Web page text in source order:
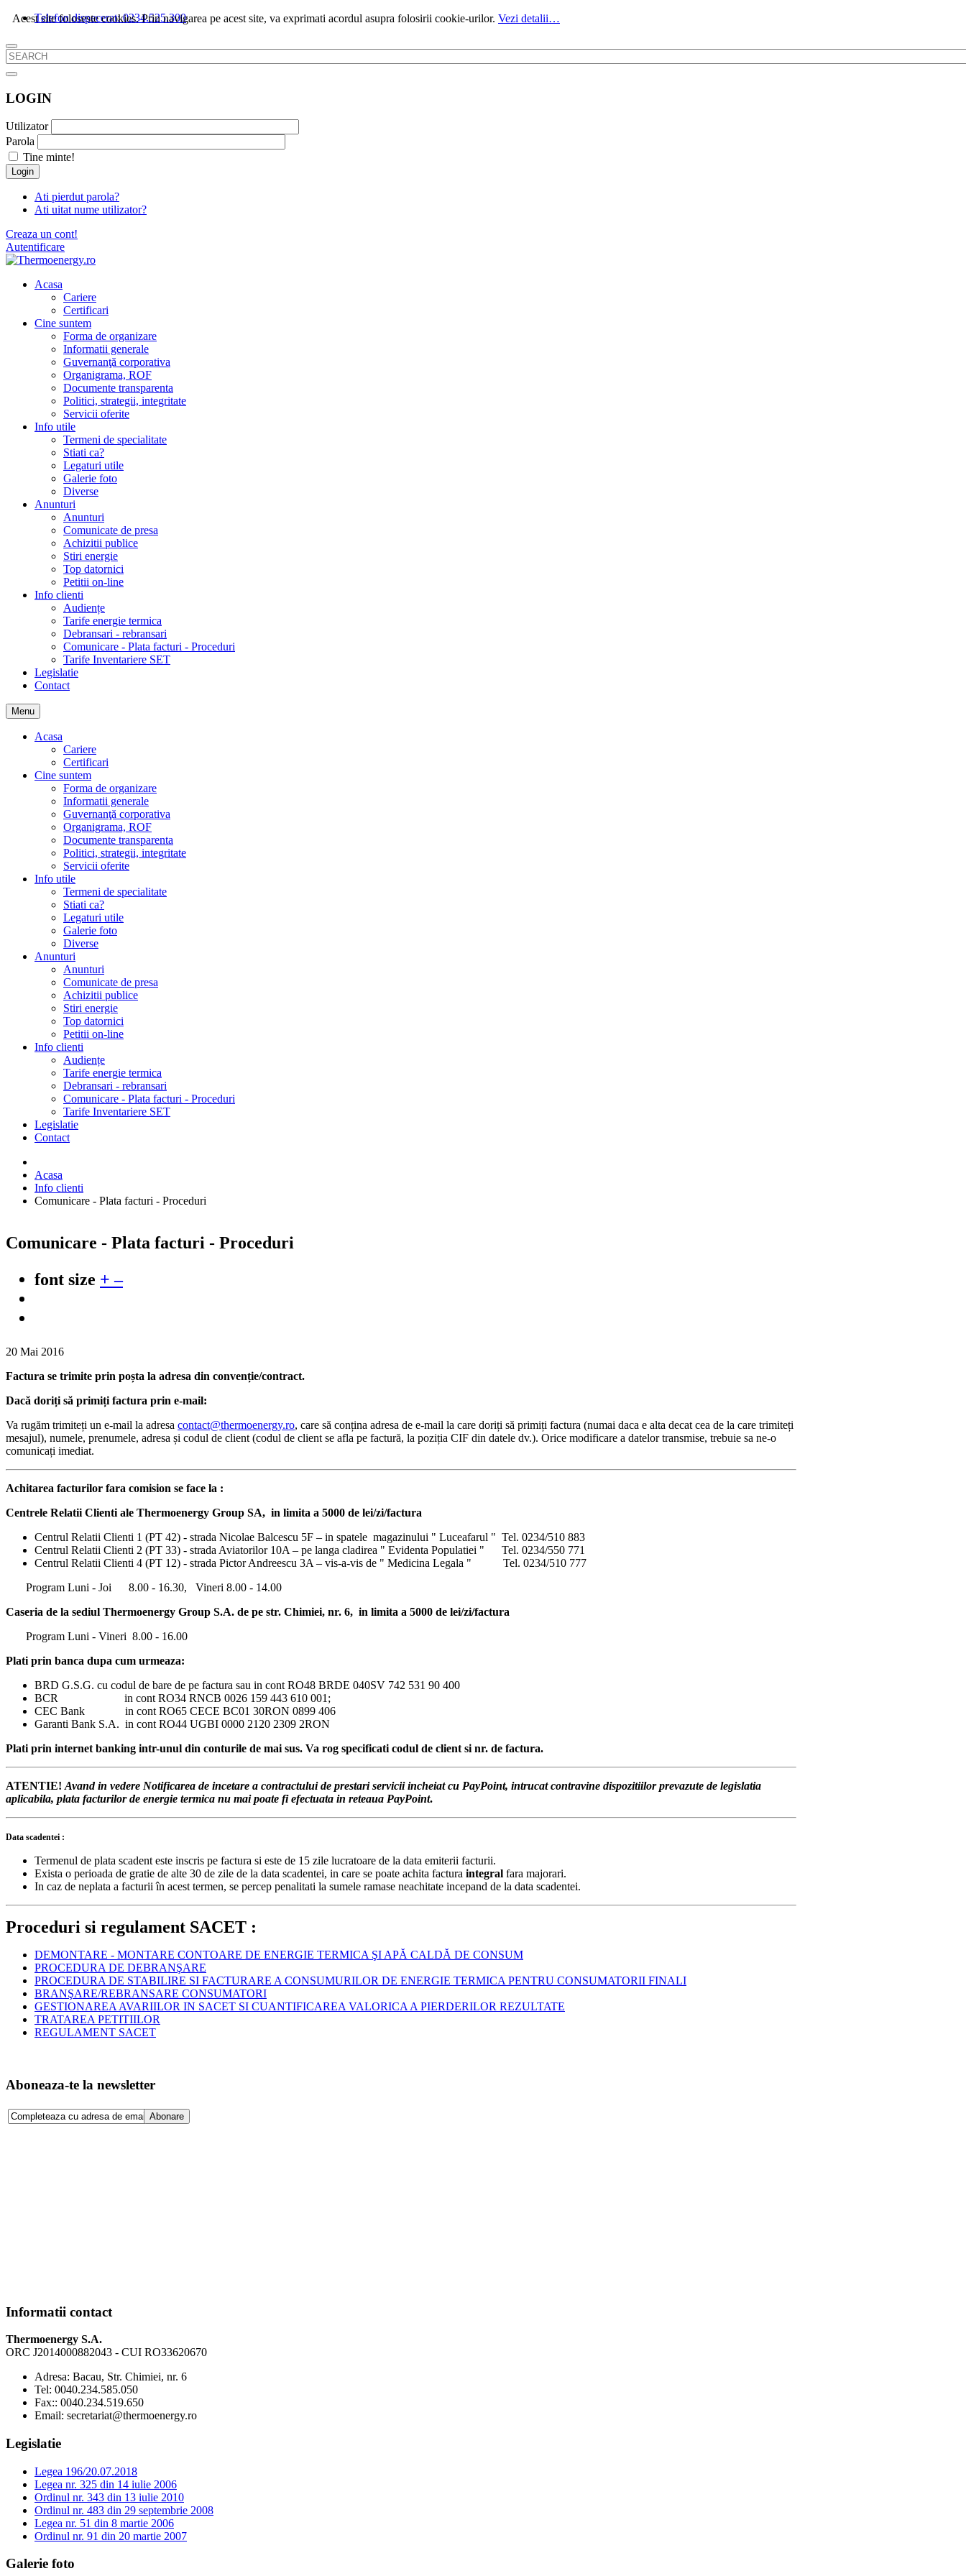
Telefon dispecerat: 0234.525.300
LOGIN
Utilizator
Parola
Tine minte!
Login
Ati pierdut parola?
Ati uitat nume utilizator?
Creaza un cont!
Autentificare
Acasa
Cariere
Certificari
Cine suntem
Forma de organizare
Informatii generale
Guvernanţă corporativa
Organigrama, ROF
Documente transparenta
Politici, strategii, integritate
Servicii oferite
Info utile
Termeni de specialitate
Stiati ca?
Legaturi utile
Galerie foto
Diverse
Anunturi
Anunturi
Comunicate de presa
Achizitii publice
Stiri energie
Top datornici
Petitii on-line
Info clienti
Audiențe
Tarife energie termica
Debransari - rebransari
Comunicare - Plata facturi - Proceduri
Tarife Inventariere SET
Legislatie
Contact
Menu
Acasa
Cariere
Certificari
Cine suntem
Forma de organizare
Informatii generale
Guvernanţă corporativa
Organigrama, ROF
Documente transparenta
Politici, strategii, integritate
Servicii oferite
Info utile
Termeni de specialitate
Stiati ca?
Legaturi utile
Galerie foto
Diverse
Anunturi
Anunturi
Comunicate de presa
Achizitii publice
Stiri energie
Top datornici
Petitii on-line
Info clienti
Audiențe
Tarife energie termica
Debransari - rebransari
Comunicare - Plata facturi - Proceduri
Tarife Inventariere SET
Legislatie
Contact
Acasa
Info clienti
Comunicare - Plata facturi - Proceduri
Comunicare - Plata facturi - Proceduri
font size +–
20 Mai 2016
Factura se trimite prin poșta la adresa din convenție/contract.
Dacă doriți să primiți factura prin e-mail:
Va rugăm trimiteți un e-mail la adresa contact@thermoenergy.ro, care să conțina adresa de e-mail la care doriți să primiți factura (numai daca e alta decat cea de la care trimiteți
mesajul), numele, prenumele, adresa și codul de client (codul de client se afla pe factură, la poziția CIF din datele dv.). Orice modificare a datelor transmise, trebuie sa ne-o
comunicați imediat.
Achitarea facturilor fara comision se face la :
Centrele Relatii Clienti ale Thermoenergy Group SA, in limita a 5000 de lei/zi/factura
Centrul Relatii Clienti 1 (PT 42) - strada Nicolae Balcescu 5F – in spatele magazinului " Luceafarul " Tel. 0234/510 883
Centrul Relatii Clienti 2 (PT 33) - strada Aviatorilor 10A – pe langa cladirea " Evidenta Populatiei " Tel. 0234/550 771
Centrul Relatii Clienti 4 (PT 12) - strada Pictor Andreescu 3A – vis-a-vis de " Medicina Legala " Tel. 0234/510 777
Program Luni - Joi 8.00 - 16.30, Vineri 8.00 - 14.00
Caseria de la sediul Thermoenergy Group S.A. de pe str. Chimiei, nr. 6, in limita a 5000 de lei/zi/factura
Program Luni - Vineri 8.00 - 16.00
Plati prin banca dupa cum urmeaza:
BRD G.S.G. cu codul de bare de pe factura sau in cont RO48 BRDE 040SV 742 531 90 400
BCR in cont RO34 RNCB 0026 159 443 610 001;
CEC Bank in cont RO65 CECE BC01 30RON 0899 406
Garanti Bank S.A. in cont RO44 UGBI 0000 2120 2309 2RON
Plati prin internet banking intr-unul din conturile de mai sus. Va rog specificati codul de client si nr. de factura.
ATENTIE! Avand in vedere Notificarea de incetare a contractului de prestari servicii incheiat cu PayPoint, intrucat contravine dispozitiilor prevazute de legislatia
aplicabila, plata facturilor de energie termica nu mai poate fi efectuata in reteaua PayPoint.
Data scadentei :
Termenul de plata scadent este inscris pe factura si este de 15 zile lucratoare de la data emiterii facturii.
Exista o perioada de gratie de alte 30 de zile de la data scadentei, in care se poate achita factura integral fara majorari.
In caz de neplata a facturii în acest termen, se percep penalitati la sumele ramase neachitate incepand de la data scadentei.
Proceduri si regulament SACET :
DEMONTARE - MONTARE CONTOARE DE ENERGIE TERMICA ŞI APĂ CALDĂ DE CONSUM
PROCEDURA DE DEBRANŞARE
PROCEDURA DE STABILIRE SI FACTURARE A CONSUMURILOR DE ENERGIE TERMICA PENTRU CONSUMATORII FINALI
BRANŞARE/REBRANSARE CONSUMATORI
GESTIONAREA AVARIILOR IN SACET SI CUANTIFICAREA VALORICA A PIERDERILOR REZULTATE
TRATAREA PETITIILOR
REGULAMENT SACET
Aboneaza-te la newsletter
Informatii contact
Thermoenergy S.A.
ORC J2014000882043 - CUI RO33620670
Adresa: Bacau, Str. Chimiei, nr. 6
Tel: 0040.234.585.050
Fax:: 0040.234.519.650
Email: secretariat@thermoenergy.ro
Legislatie
Legea 196/20.07.2018
Legea nr. 325 din 14 iulie 2006
Ordinul nr. 343 din 13 iulie 2010
Ordinul nr. 483 din 29 septembrie 2008
Legea nr. 51 din 8 martie 2006
Ordinul nr. 91 din 20 martie 2007
Galerie foto
Acest site foloseste cookies. Prin navigarea pe acest site, va exprimati acordul asupra folosirii cookie-urilor. Vezi detalii…